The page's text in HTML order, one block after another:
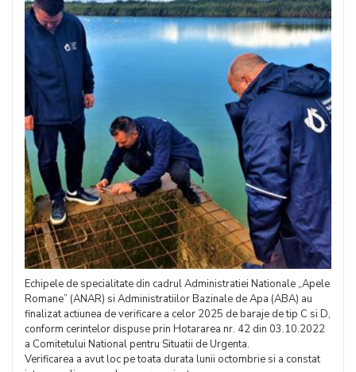
Echipele de specialitate din cadrul Administratiei Nationale „Apele
Romane” (ANAR) si Administratiilor Bazinale de Apa (ABA) au
finalizat actiunea de verificare a celor 2025 de baraje de tip C si D,
conform cerintelor dispuse prin Hotararea nr. 42 din 03.10.2022
a Comitetului National pentru Situatii de Urgenta.
Verificarea a avut loc pe toata durata lunii octombrie si a constat